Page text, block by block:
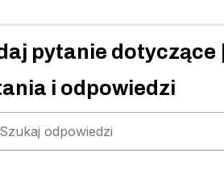
pytanie dotyczące
i odpowiedzi